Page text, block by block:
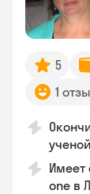
5
1
Имеет
one в